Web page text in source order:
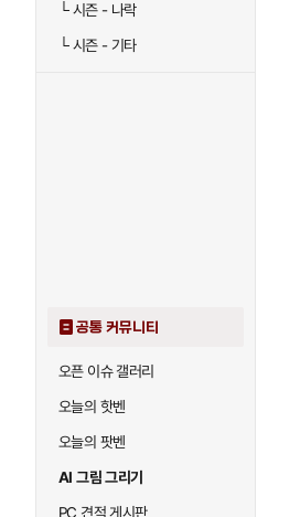
└시즌 - 나락
└시즌 - 기타
공통 커뮤니티
오픈 이슈 갤러리
오늘의 핫벤
오늘의 팟벤
AI 그림 그리기
PC 견적 게시판